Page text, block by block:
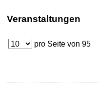
Veranstaltungen
pro Seite von 95